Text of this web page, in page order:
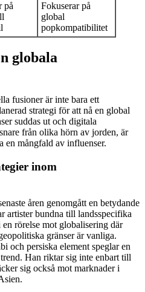
på
Fokuserar på
global
popkompatibilitet
globala
fusioner är inte bara ett
strategi för att nå en global
suddas ut och digitala
från olika hörn av jorden, är
en mångfald av influenser.
inom
åren genomgått en betydande
artister bundna till landsspecifika
rörelse mot globalisering där
gränser är vanliga.
och persiska element speglar en
Han riktar sig inte enbart till
sig också mot marknader i